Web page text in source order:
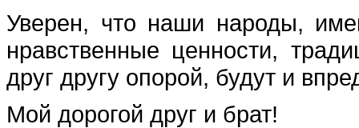
Уверен, что наши народы,
нравственные ценности,
друг другу опорой, будут и
Мой дорогой друг и брат!